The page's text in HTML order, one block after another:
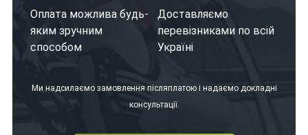
Оплата можлива будь-
яким зручним
способом
Доставляємо
перевізниками по всій
Україні
Ми надсилаємо замовлення післяплатою і надаємо докладні
консультації.